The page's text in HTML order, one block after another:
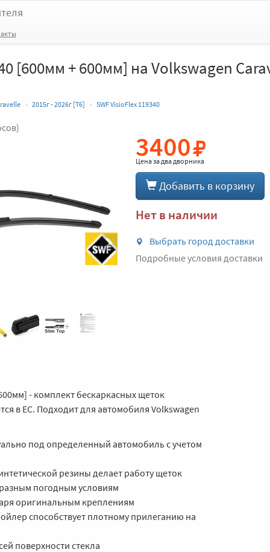
[600мм + 600мм] на Volkswagen
2015г - 2026г [T6] SWF VisioFlex 119340
Вперед3400
Цена задва дворника
Добавить в корзину
Нет в наличии
Выбрать город доставки
Подробные условия доставки
- комплект бескаркасных щеток
в ЕС. Подходит для автомобиля Volkswagen
под определенный автомобиль с учетом
резины делает работу щеток
погодным условиям
оригинальным креплениям
способствует плотному прилеганию на
поверхности стекла